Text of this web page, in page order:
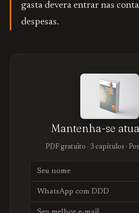
gasta devera entrar nas
despesas.
Mantenha-se
PDF gratuito · 3 capítulos ·